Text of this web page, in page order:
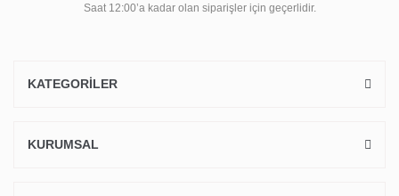
Saat 12:00’a kadar olan siparişler için geçerlidir.
KATEGORİLER
KURUMSAL